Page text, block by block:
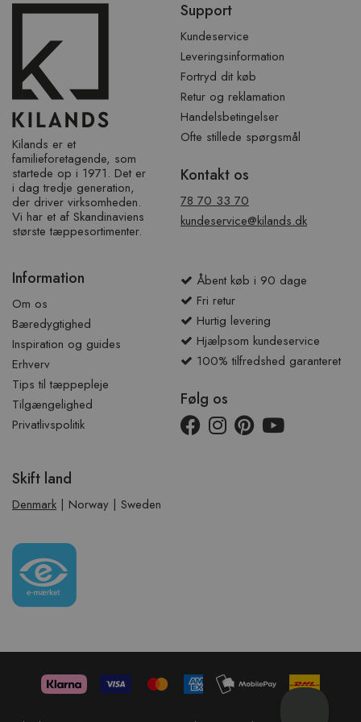
over
Kilands er et
familieforetagende, som
startede op i 1971. Det er
i dag tredje generation,
der driver virksomheden.
Vi har et af ​​Skandinaviens
største tæppesortimenter.
Support
Kundeservice
Leveringsinformation
Fortryd dit køb
Retur og reklamation
Handelsbetingelser
Ofte stillede spørgsmål
Kontakt os
78 70 33 70
kundeservice@kilands.dk
Information
Om os
Bæredygtighed
Inspiration og guides
Erhverv
Tips til tæppepleje
Tilgængelighed
Privatlivspolitik
Åbent køb i 90 dage
Fri retur
Hurtig levering
Hjælpsom kundeservice
100% tilfredshed garanteret
Følg os
Skift land
Denmark | Norway | Sweden